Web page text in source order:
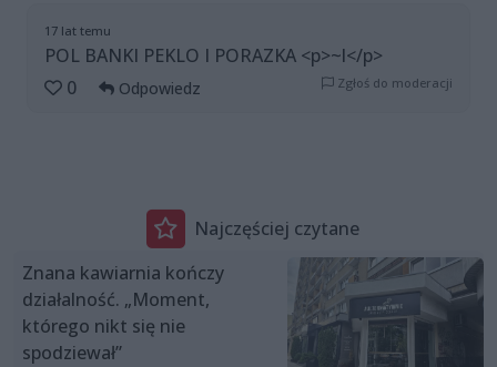
17 lat temu
POL BANKI PEKLO I PORAZKA <p>~l</p>
0
Odpowiedz Zgłoś do moderacji
Najczęściej czytane
Znana kawiarnia kończy
działalność. „Moment,
którego nikt się nie
spodziewał”